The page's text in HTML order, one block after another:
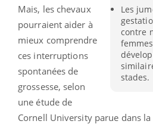
Les
contre
stades.
Mais, les chevaux
pourraient aider à
mieux comprendre
ces interruptions
spontanées de
grossesse, selon
une étude de
Cornell University parue dans